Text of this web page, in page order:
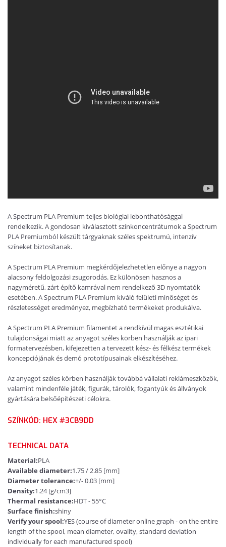
A Spectrum PLA Premium teljes biológiai lebonthatósággal
rendelkezik. A gondosan kiválasztott színkoncentrátumok a Spectrum
PLA Premiumból készült tárgyaknak széles spektrumú, intenzív
színeket biztosítanak.
A Spectrum PLA Premium megkérdőjelezhetetlen előnye a nagyon
alacsony feldolgozási zsugorodás. Ez különösen hasznos a
nagyméretű, zárt építő kamrával nem rendelkező 3D nyomtatók
esetében. A Spectrum PLA Premium kiváló felületi minőséget és
részletességet eredményez, megbízható termékeket produkálva.
A Spectrum PLA Premium filamentet a rendkívül magas esztétikai
tulajdonságai miatt az anyagot széles körben használják az ipari
formatervezésben, kifejezetten a tervezett kész- és félkész termékek
koncepciójának és demó prototípusainak elkészítéséhez.
Az anyagot széles körben használják továbbá vállalati reklámeszközök,
valamint mindenféle játék, figurák, tárolók, fogantyúk és állványok
gyártására belsőépítészeti célokra.
SZÍNKÓD: HEX #3CB9DD
TECHNICAL DATA
Material:PLA
Available diameter:1.75 / 2.85 [mm]
Diameter tolerance:+/- 0.03 [mm]
Density:1.24 [g/cm3]
Thermal resistance:HDT - 55°C
Surface finish:shiny
Verify your spool:YES (course of diameter online graph - on the entire
length of the spool, mean diameter, ovality, standard deviation
individually for each manufactured spool)